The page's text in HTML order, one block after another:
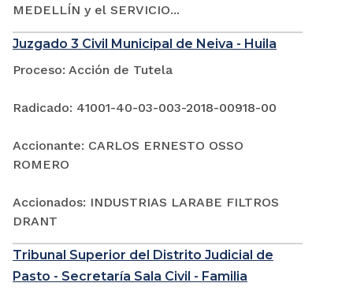
MEDELLÍN y el SERVICIO...
Juzgado 3 Civil Municipal de Neiva - Huila
Proceso: Acción de Tutela
Radicado: 41001-40-03-003-2018-00918-00
Accionante: CARLOS ERNESTO OSSO
ROMERO
Accionados: INDUSTRIAS LARABE FILTROS
DRANT
Tribunal Superior del Distrito Judicial de
Pasto - Secretaría Sala Civil - Familia